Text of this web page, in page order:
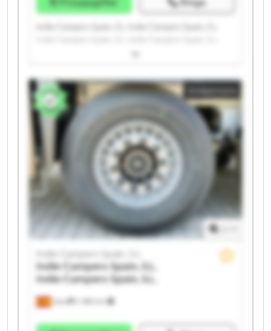
Indie Campers Spain, S.L. Indie Campers Spain, S.L.
Indie Campers Spain, S.L. Indie Campers Spain, S.L.
Indie Campers Spain, S.L. Indie Campers Spain, S.L.
Indie Campers Spain, S.L. Indie Campers Spain, S.L.
Indie Campers Spain, S.L. Indie Campers Spain, S.L.
Indie Campers Spain, S.L. Indie Campers Spain, S.L.
Indie Campers Spain, S.L. Indie Campers Spain, S.L.
Småannons
Gavà
Indie Campers Spain, S.L.
Indie Campers Spain, S.L.
Indie Campers Spain, S.L.